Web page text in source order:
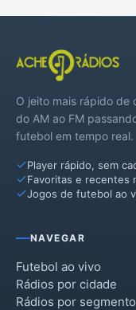
O jeito mais rápido de
do AM ao FM
futebol em tempo real.
Player rápido, sem
Favoritas e recentes
Jogos de futebol ao
NAVEGAR
Futebol ao vivo
Rádios por cidade
Rádios por segmento